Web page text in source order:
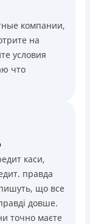
компании,
на
условия
что
каси,
правда
що все
довше.
точно маєте